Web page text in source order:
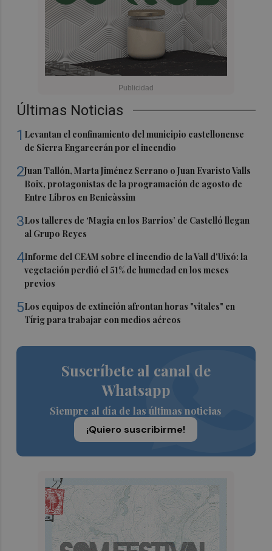
Últimas Noticias
1 Levantan el confinamiento del municipio castellonense
de Sierra Engarcerán por el incendio
2Juan Tallón, Marta Jiménez Serrano o Juan Evaristo Valls
Boix, protagonistas de la programación de agosto de
Entre Libros en Benicàssim
3Los talleres de ‘Magia en los Barrios’ de Castelló llegan
al Grupo Reyes
4Informe del CEAM sobre el incendio de la Vall d'Uixó: la
vegetación perdió el 51% de humedad en los meses
previos
5Los equipos de extinción afrontan horas "vitales" en
Tírig para trabajar con medios aéreos
Suscríbete al canal de
Whatsapp
Siempre al día de las últimas noticias
¡Quiero suscribirme!